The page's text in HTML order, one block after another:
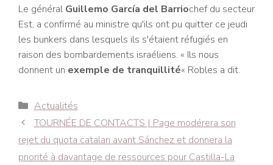
Le général Guillemo García del Barriochef du secteur
Est, a confirmé au ministre qu'ils ont pu quitter ce jeudi
les bunkers dans lesquels ils s'étaient réfugiés en
raison des bombardements israéliens. « Ils nous
donnent un exemple de tranquillité« Robles a dit.
Catégories
Actualités
Navigation
des
articles
TOURNÉE DE CONTACTS | Page modérera son
rejet du quota catalan avant Sánchez et donnera la
priorité à davantage de ressources pour Castilla-La